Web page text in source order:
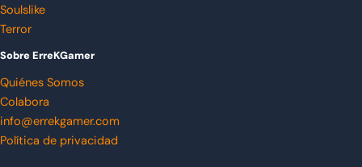
Soulslike
Terror
Sobre ErreKGamer
Quiénes Somos
Colabora
info@errekgamer.com
Política de privacidad